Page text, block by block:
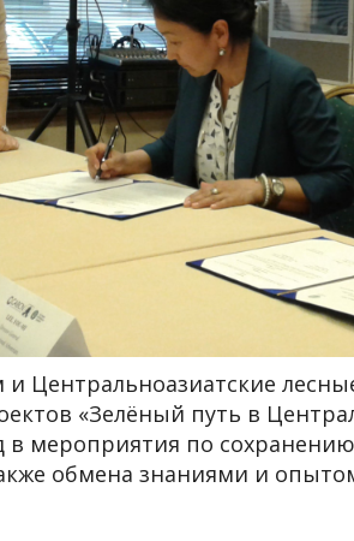
«Зелёный путь в
мероприятия по
обмена знаниями и